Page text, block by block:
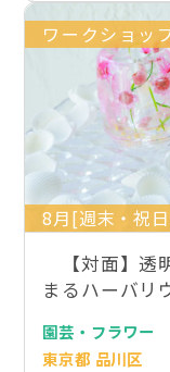
ワークショッ
8月[週末・祝
【対面】透
まるハーバリ
園芸・フラワー
東京都 品川区